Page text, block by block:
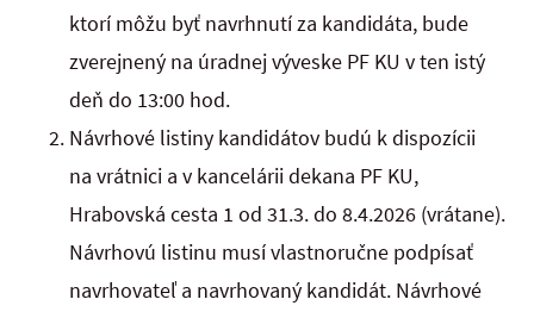
ktorí môžu byť navrhnutí za kandidáta, bude
zverejnený na úradnej výveske PF KU v ten istý
deň do 13:00 hod.
Návrhové listiny kandidátov budú k dispozícii
na vrátnici a v kancelárii dekana PF KU,
Hrabovská cesta 1 od 31.3. do 8.4.2026 (vrátane).
Návrhovú listinu musí vlastnoručne podpísať
navrhovateľ a navrhovaný kandidát. Návrhové